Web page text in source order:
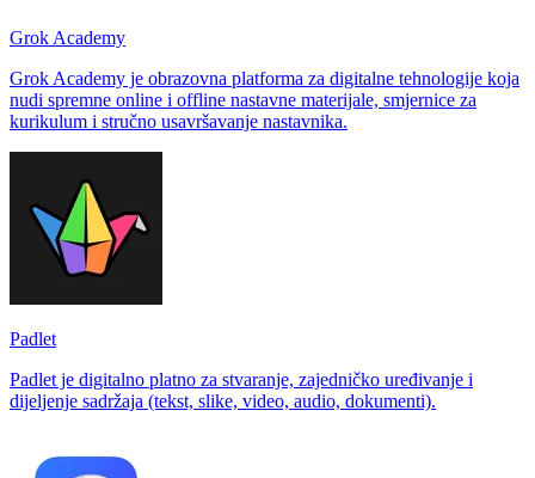
Grok Academy
Grok Academy je obrazovna platforma za digitalne tehnologije koja
nudi spremne online i offline nastavne materijale, smjernice za
kurikulum i stručno usavršavanje nastavnika.
Padlet
Padlet je digitalno platno za stvaranje, zajedničko uređivanje i
dijeljenje sadržaja (tekst, slike, video, audio, dokumenti).